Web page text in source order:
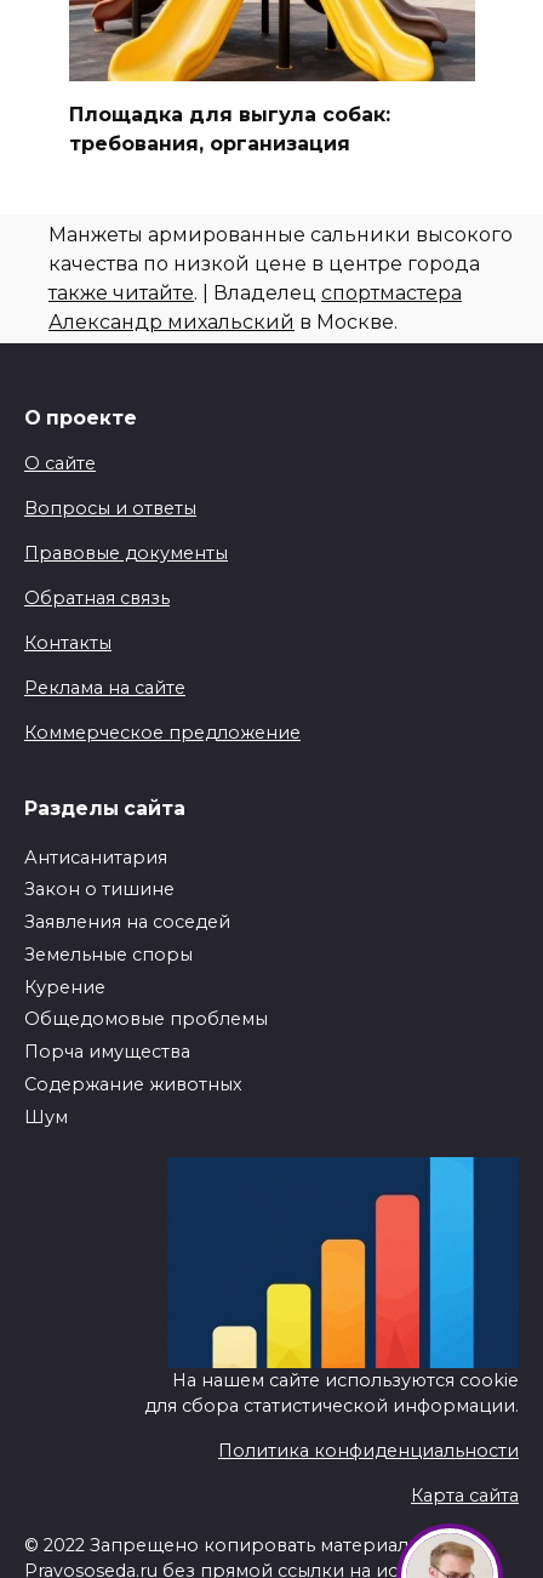
Площадка для выгула собак:
требования, организация
Манжеты армированные сальники высокого
качества по низкой цене в центре города
также читайте. | Владелец спортмастера
Александр михальский в Москве.
О проекте
О сайте
Вопросы и ответы
Правовые документы
Обратная связь
Контакты
Реклама на сайте
Коммерческое предложение
Разделы сайта
Антисанитария
Закон о тишине
Заявления на соседей
Земельные споры
Курение
Общедомовые проблемы
Порча имущества
Содержание животных
Шум
На нашем сайте используются cookie
для сбора статистической информации.
Политика конфиденциальности
Карта сайта
© 2022 Запрещено копировать материалы сайта
Pravososeda.ru без прямой ссылки на источник.